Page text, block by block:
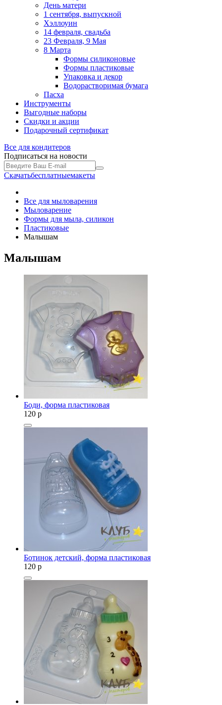
День матери
1 сентября, выпускной
Хэллоуин
14 февраля, свадьба
23 Февраля, 9 Мая
8 Марта
Формы силиконовые
Формы пластиковые
Упаковка и декор
Водорастворимая бумага
Пасха
Инструменты
Выгодные наборы
Скидки и акции
Подарочный сертификат
Все для кондитеров
Подписаться на новости
Скачатьбесплатныемакеты
Все для мыловарения
Мыловарение
Формы для мыла, силикон
Пластиковые
Малышам
Малышам
Боди, форма пластиковая
120 p
Ботинок детский, форма пластиковая
120 p